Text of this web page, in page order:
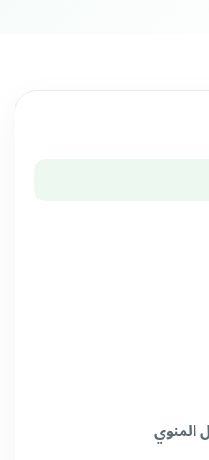
المنوي